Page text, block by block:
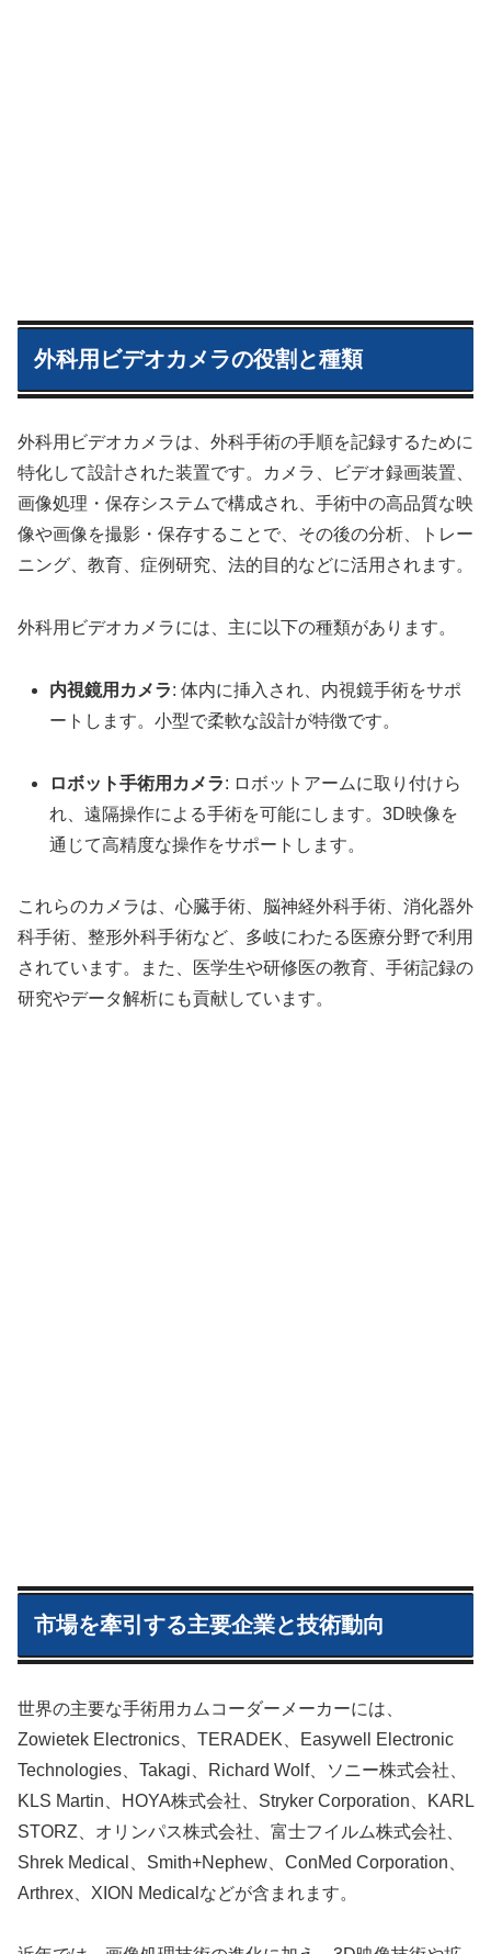
外科用ビデオカメラの役割と種類
外科用ビデオカメラは、外科手術の手順を記録するために
特化して設計された装置です。カメラ、ビデオ録画装置、
画像処理・保存システムで構成され、手術中の高品質な映
像や画像を撮影・保存することで、その後の分析、トレー
ニング、教育、症例研究、法的目的などに活用されます。
外科用ビデオカメラには、主に以下の種類があります。
内視鏡用カメラ: 体内に挿入され、内視鏡手術をサポ
ートします。小型で柔軟な設計が特徴です。
ロボット手術用カメラ: ロボットアームに取り付けら
れ、遠隔操作による手術を可能にします。3D映像を
通じて高精度な操作をサポートします。
これらのカメラは、心臓手術、脳神経外科手術、消化器外
科手術、整形外科手術など、多岐にわたる医療分野で利用
されています。また、医学生や研修医の教育、手術記録の
研究やデータ解析にも貢献しています。
市場を牽引する主要企業と技術動向
世界の主要な手術用カムコーダーメーカーには、
Zowietek Electronics、TERADEK、Easywell Electronic
Technologies、Takagi、Richard Wolf、ソニー株式会社、
KLS Martin、HOYA株式会社、Stryker Corporation、KARL
STORZ、オリンパス株式会社、富士フイルム株式会社、
Shrek Medical、Smith+Nephew、ConMed Corporation、
Arthrex、XION Medicalなどが含まれます。